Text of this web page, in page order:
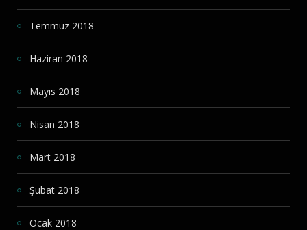
Temmuz 2018
Haziran 2018
Mayıs 2018
Nisan 2018
Mart 2018
Şubat 2018
Ocak 2018